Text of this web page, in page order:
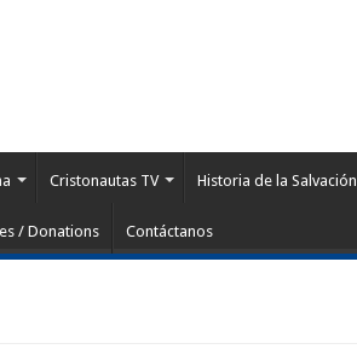
Cristonautas TV Historia de la Salvación
/ Donations Contáctanos